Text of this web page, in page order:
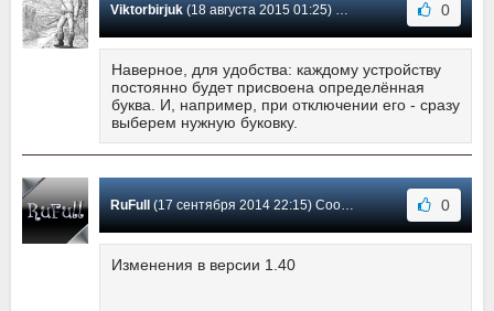
Viktorbirjuk(18 августа 2015 01:25) Сообщение #2 0
Наверное, для удобства: каждому устройству
постоянно будет присвоена определённая
буква. И, например, при отключении его - сразу
выберем нужную буковку.
RuFull (17 сентября 2014 22:15) Сообщение #1 0
Изменения в версии 1.40